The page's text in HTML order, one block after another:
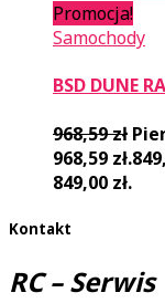
Promocja!
Samochody
BSD DUNE
968,59zł
968,59 zł.
849,00 zł.
Kontakt
RC – Serwis